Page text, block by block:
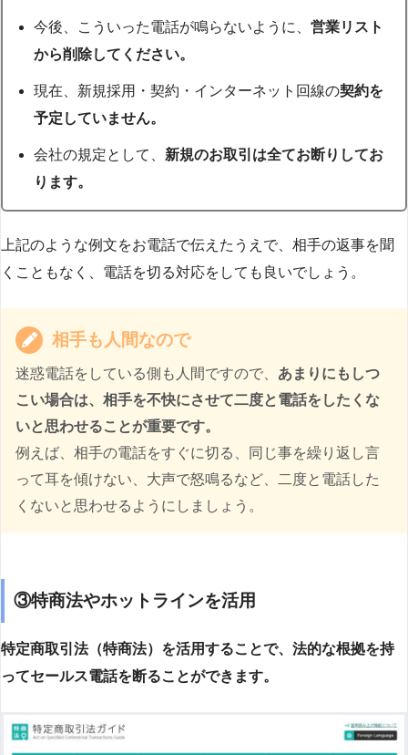
今後、こういった電話が鳴らないように、営業リスト
から削除してください。
現在、新規採用・契約・インターネット回線の契約を
予定していません。
会社の規定として、 新規のお取引は全てお断りしてお
ります。
上記のような例文をお電話で伝えたうえで、相手の返事を聞
くこともなく、電話を切る対応をしても良いでしょう。
相手も人間なので
迷惑電話をしている側も人間ですので、 あまりにもしつ
こい場合は、相手を不快にさせて二度と電話をしたくな
いと思わせることが重要です。
例えば、相手の電話をすぐに切る、同じ事を繰り返し言
って耳を傾けない、大声で怒鳴るなど、二度と電話した
くないと思わせるようにしましょう。
③特商法やホットラインを活用
特定商取引法（特商法）を活用することで、法的な根拠を持
ってセールス電話を断ることができます。